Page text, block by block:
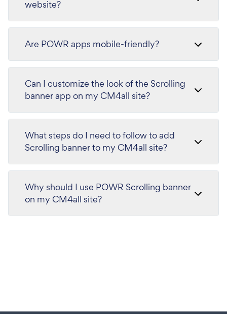
website?
Are POWR apps mobile-friendly?
Can I customize the look of the Scrolling
banner app on my CM4all site?
What steps do I need to follow to add
Scrolling banner to my CM4all site?
Why should I use POWR Scrolling banner
on my CM4all site?